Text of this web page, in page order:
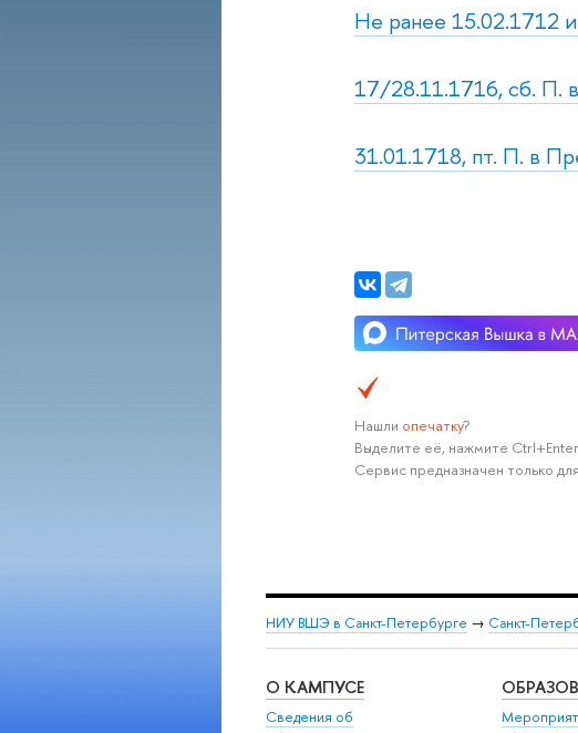
Не ранее 15.02.1712
17/28.11.1716, сб. П.
31.01.1718, пт. П. в
Нашли опечатку?
Выделите её, нажмите
Сервис предназначен только
НИУ ВШЭ в Санкт-Петербурге → Санкт-
О КАМПУСЕ
Сведения об